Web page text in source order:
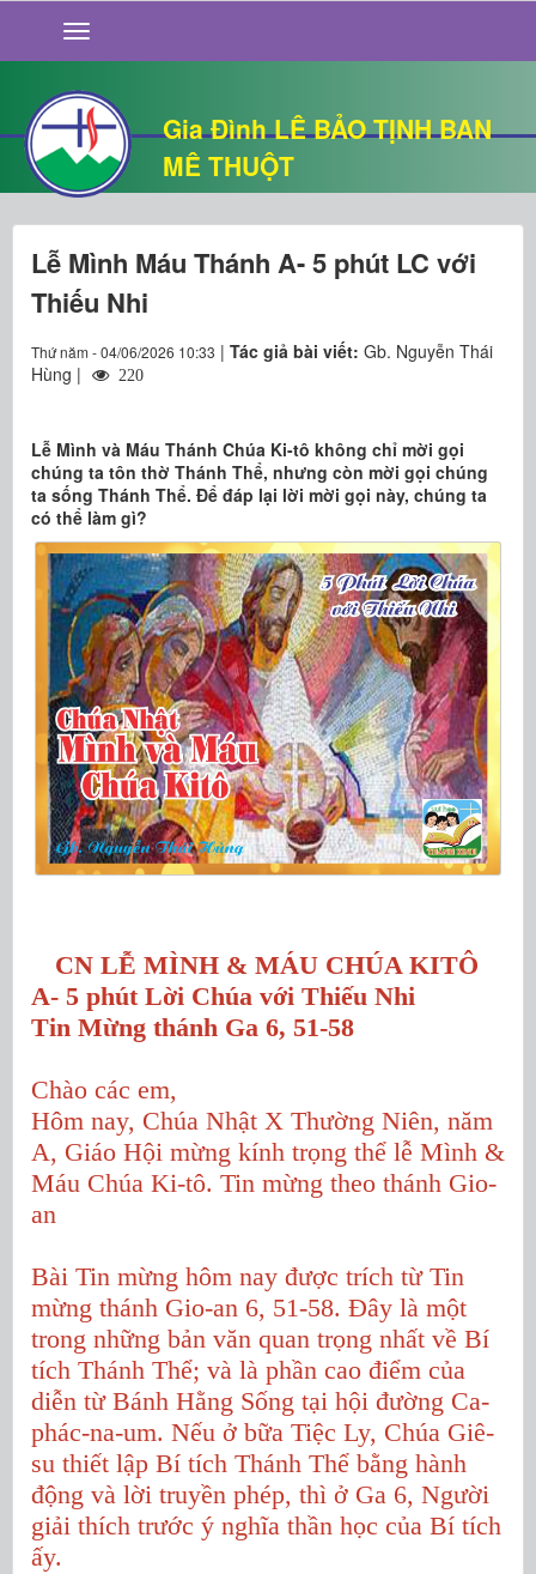
Gia Đình LÊ BẢO TỊNH BAN
MÊ THUỘT
GIỚI THIỆU
TIN TỨC
SỐNG ĐẠO
CHUYỆN NHÀ
QUÁN VĂN
THƯ GIÃN
Lễ Mình Máu Thánh A- 5 phút LC với
Thiếu Nhi
Thứ năm - 04/06/2026 10:33 | Tác giả bài viết: Gb. Nguyễn Thái
Hùng |
220
Lễ Mình và Máu Thánh Chúa Ki-tô không chỉ mời gọi
chúng ta tôn thờ Thánh Thể, nhưng còn mời gọi chúng
ta sống Thánh Thể. Để đáp lại lời mời gọi này, chúng ta
có thể làm gì?
CN LỄ MÌNH & MÁU CHÚA KITÔ
A- 5 phút Lời Chúa với Thiếu Nhi
Tin Mừng thánh Ga 6, 51-58
Chào các em,
Hôm nay, Chúa Nhật X Thường Niên, năm
A, Giáo Hội mừng kính trọng thể lễ Mình &
Máu Chúa Ki-tô. Tin mừng theo thánh Gio-
an
Bài Tin mừng hôm nay được trích từ Tin
mừng thánh Gio-an 6, 51-58. Đây là một
trong những bản văn quan trọng nhất về Bí
tích Thánh Thể; và là phần cao điểm của
diễn từ Bánh Hằng Sống tại hội đường Ca-
phác-na-um. Nếu ở bữa Tiệc Ly, Chúa Giê-
su thiết lập Bí tích Thánh Thể bằng hành
động và lời truyền phép, thì ở Ga 6, Người
giải thích trước ý nghĩa thần học của Bí tích
ấy.